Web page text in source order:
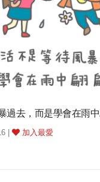
過去，而是學會在雨
| 加入最愛